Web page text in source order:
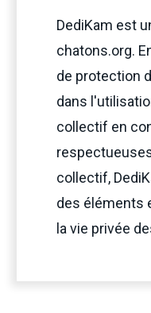
DediKam est
chatons.org.
de protection
dans
collectif en
collectif,
des éléments
la vie privée